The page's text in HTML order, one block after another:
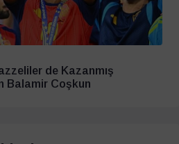
de Kazanmış
Balamir Coşkun